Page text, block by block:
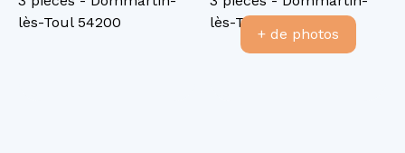
+ de photos